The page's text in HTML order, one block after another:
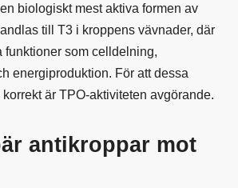
biologiskt mest aktiva formen av
till T3 i kroppens vävnader, där
funktioner som celldelning,
energiproduktion. För att dessa
är TPO-aktiviteten avgörande.
antikroppar mot